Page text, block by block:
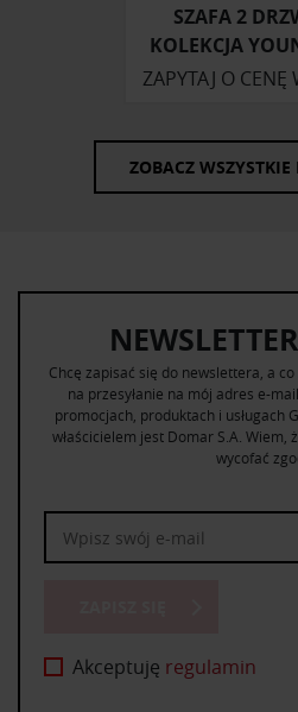
Partnerzy mogą połączyć te
otrzymanymi od Ciebie lub
SZAFA 2
KOLEKCJA
ZAPYTAJ O CENĘ
ZOBACZ WSZYSTKIE
Chcę zapisać się do newslettera, a
na przesyłanie na mój adres e-
promocjach, produktach i usługach
właścicielem jest Domar S.A. Wiem,
wycofać
Akceptuję regulamin